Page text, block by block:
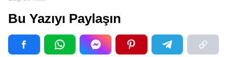
Bu Yazıyı Paylaşın